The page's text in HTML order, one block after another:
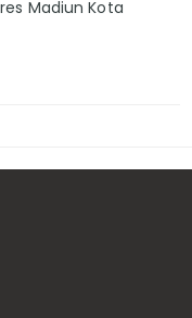
Madiun Kota